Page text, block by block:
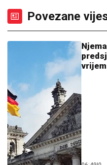
Povezane